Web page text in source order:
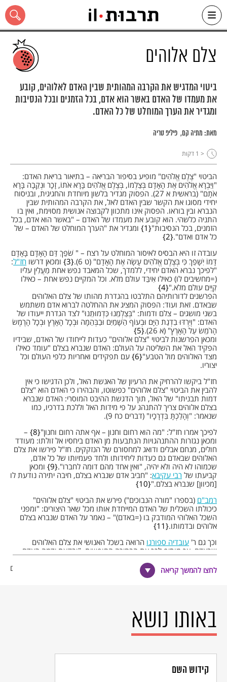
Skip
content
כל האתר
צלם אלוהים
ביטוי המדגיש את הקרבה המהותית שבין האדם לאלוהים, קובע
את מעמדו של האדם באשר הוא אדם, בכל הזמנים ובכל הנסיבות
ומגדיר את הערך המוחלט של כל האדם.
מאת: מתיה קם פיליפ טריה
< 1 דקות
הביטוי "צֶלֶם אֱלֹהִים" מופיע בסיפור הבריאה – בתיאור בריאת האדם:
"וַיִּבְרָא אֱלֹהִים אֶת הָאָדָם בְּצַלְמוֹ, בְּצֶלֶם אֱלֹהִים בָּרָא אֹתוֹ, זָכָר וּנְקֵבָה בָּרָא
אֹתָם" (בראשית א 27). הפסוק מגדיר בלשון מיוחדת והחגיגית, ובניסוח
יחידי מסוגו את הקשר שבין האדם לאל, את הקרבה המהותית שבין
הנברא ובין בוראו. הפסוק אינו מתכוון לקבוצה אנושית מסוימת, ואין בו
התניה כלשהי. הוא קובע את מעמדו של האדם – "באשר הוא אדם, בכל
הזמנים, בכל הנסיבות" 1 ומגדיר את "הערך המוחלט של האדם – של
כל אדם ואדם". 2
עובדה זו היא הבסיס לאיסור המוחלט על רצח – " שֹׁפֵךְ דַּם הָאָדָם בָּאָדָם
דָּמוֹ יִשָּׁפֵךְ כִּי בְּצֶלֶם אֱלֹהִים עָשָׂה אֶת הָאָדָם" (ט 6).
3 ומכאן דרשו חז"ל:
"לפיכך נברא האדם יחידי, ללמדך, שכל המאבד נפש אחת מַעֲלִין עליו
(=מחשיבים לו) כאילו אִיבֵּד עולם מלא. וכל המקיים נפש אחת – כאילו
קִיֵים עולם מלא." 4
הפרשנים לדורותיהם התלבטו בהגדרת מהותו של צלם האלוהים
שבאדם. זאת ועוד: הפסוק המציג את ההחלטה לברוא אדם משתמש
בשני מושגים – צלם ודמות: "בְּצַלְמֵנוּ כִּדְמוּתֵנוּ" לצד הגדרת ייעודו של
האדם: "וְיִרְדּוּ בִדְגַת הַיָּם וּבְעוֹף הַשָּׁמַיִם וּבַבְּהֵמָה וּבְכָל הָאָרֶץ וּבְכָל הָרֶמֶשׂ
הָרֹמֵשׂ עַל הָאָרֶץ" (א 26).
5
ומכאן הפרשנות לביטוי "צלם אלוהים" כעדות לייחודו של האדם, שבידיו
הפקיד האל את השליטה על העולם: האדם שנברא בצלם "עומד כאילו
מצד האלוהים מול הטבע" 6 עם תפקידים ואחריות כלפי העולם וכל
יצוריו.
חז"ל ביקשו להרחיק את הרעיון של האנשת האל, ולכן הדגישו כי אין
להבין את הביטוי "צלם אלוהים" כפשוטו, והבהירו כי האדם הוא "צלם
דמות תבניתו" של האל, תוך הדגשת ההיבט המוסרי: האדם שנברא
בצלם אלוהים צריך להתנהג על פי מידות האל וללכת בדרכיו, כמו
שנאמר: "וְהָלַכְתָּ בִּדְרָכָיו" (דברים כח 9).
לפיכך אמרו חז"ל: "מה הוא רחום וחנון – אף אתה רחום וחנון" 8
–
ומכאן נגזרות ההתנהגויות הנתבעות מן האדם ביחסיו אל זולתו: מעודד
חולים, מנחם אבלים ודואג למחסורם של הנזקקים. חז"ל פירשו את צלם
האלוהים שבאדם גם כעדות ליחידותו ולחד פעמיותו של כל אדם,
שכמוהו לא היה ולא יהיה, "ואין אחד מהם דומה לחברו". 9 ומכאן
קביעתו של רבי עקיבא: "חביב אדם שנברא בצלם, חיבה יתירה נודעת לו
[מכיוון] שנברא בצלם." 10
רמב"ם (בספרו "מורה הנבוכים") פירש את הביטוי "צלם אלוהים"
כיכולתו השכלית של האדם המייחדת אותו מכל שאר היצורים: "ומפני
השכל האלוהי המודבק בו (=באדם)" – נאמר על האדם שנברא בצלם
אלוהים ובדמותו. 11
וכך גם ר' עובדיה ספורנו הרואה בשכל האנושי את צלם האלוהים
שבאדם, אך מוסיף לכך את הבחירה החופשית: "ובקצת ידמה האדם
האלוהים שבאדם כ"כישרונו הכריזמטי של האדם היוצר. דמיונו של האדם
לאלוהים מתבטא בשאיפתו וביכולתו של האדם להיות יוצר. האדם
מאחר שהאדם נברא בצלם אלוהים, יש הקפדה הלכתית רבה על היחס
לאדם באשר הוא, וכל פגיעה בגופו של אדם, בכבודו או ברכושו היא מעין
פגיעה בה'. גם "חוק יסוד: כבוד האדם וחירותו" קובע את העיקרון כי
זכויות היסוד של האדם בישראל מושתתות על ההכרה בערך האדם,
צלם אלוהים – בלשון ימינו: כינוי לשאר הרוח שבאדם, לְמוֹתָר האדם על
במצבים קשים, משפילים ולעתים בלתי אנושיים, כגון אלו של יהודים
בתקופת השואה.
לחצו להמשך קריאה
באותו נושא
קידוש השם